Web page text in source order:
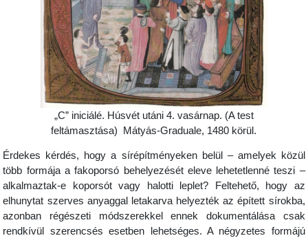
„C” iniciálé. Húsvét utáni 4. vasárnap. (A test
feltámasztása) Mátyás-Graduale, 1480 körül.
Érdekes kérdés, hogy a sírépítményeken belül – amelyek közül
több formája a fakoporsó behelyezését eleve lehetetlenné teszi –
alkalmaztak-e koporsót vagy halotti leplet? Feltehető, hogy az
elhunytat szerves anyaggal letakarva helyezték az épített sírokba,
azonban régészeti módszerekkel ennek dokumentálása csak
rendkívül szerencsés esetben lehetséges. A négyzetes formájú